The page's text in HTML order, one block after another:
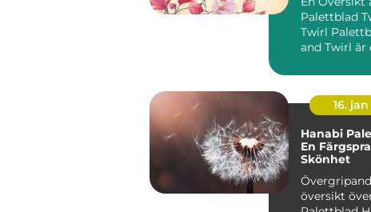
Palettblad
Twirl Palettblad Twist
and Twirl är
bli...
16. jan
Hanabi
En
Skönhet
översikt